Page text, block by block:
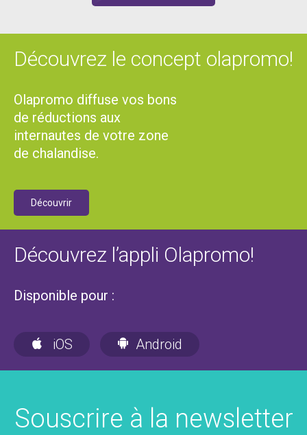
Découvrez le concept olapromo!
Olapromo diffuse vos bons
de réductions aux
internautes de votre zone
de chalandise.
Découvrir
Découvrez l’appli Olapromo!
Disponible pour :
iOS Android
Souscrire à la newsletter